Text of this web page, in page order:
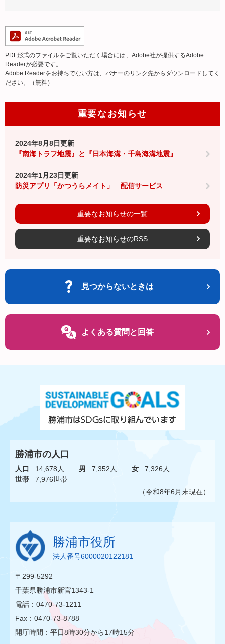
PDF形式のファイルをご覧いただく場合には、Adobe社が提供するAdobe
Readerが必要です。
Adobe Readerをお持ちでない方は、バナーのリンク先からダウンロードしてく
ださい。（無料）
重要なお知らせ
2024年8月8日更新
『南海トラフ地震』と『日本海溝・千島海溝地震』
2024年1月23日更新
防災アプリ「かつうらメイト」 配信サービス
重要なお知らせの一覧
重要なお知らせのRSS
見つからないときは
よくある質問と回答
勝浦市の人口
人口 14,678人 男 7,352人 女
7,326人
世帯
7,976世帯
（令和8年6月末現在）
勝浦市役所
法人番号6000020122181
〒299-5292
千葉県勝浦市新官1343-1
電話：0470-73-1211
Fax：0470-73-8788
開庁時間：平日8時30分から17時15分